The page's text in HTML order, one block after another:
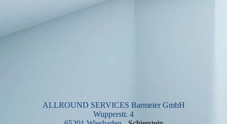
ALLROUND SERVICES Barmeier GmbH
Wupperstr. 4